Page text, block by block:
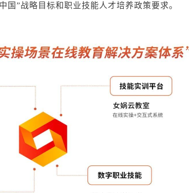
国”战略目标和职业技能人才培养政策要求。